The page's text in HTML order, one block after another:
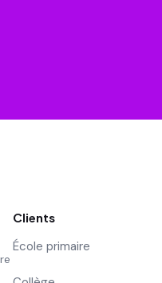
Clients
École primaire